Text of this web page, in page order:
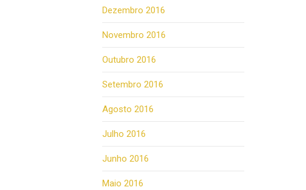
Dezembro 2016
Novembro 2016
Outubro 2016
Setembro 2016
Agosto 2016
Julho 2016
Junho 2016
Maio 2016